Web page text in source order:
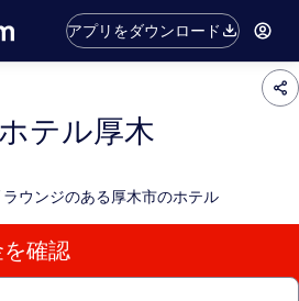
アプリをダウンロード
テル厚木
ウンジのある厚木市のホテル
確認